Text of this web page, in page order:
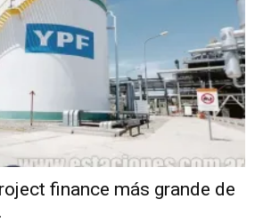
finance más grande de